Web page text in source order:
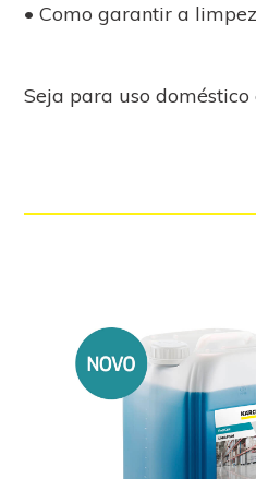
• Como garantir a
Seja para uso